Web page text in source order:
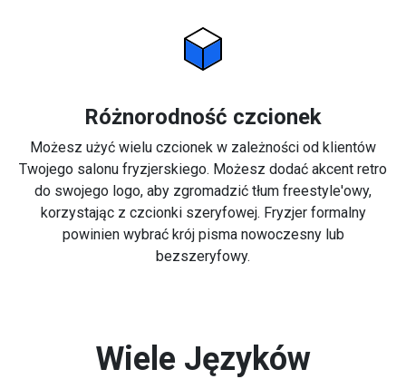
Różnorodność czcionek
Możesz użyć wielu czcionek w zależności od klientów
Twojego salonu fryzjerskiego. Możesz dodać akcent retro
do swojego logo, aby zgromadzić tłum freestyle'owy,
korzystając z czcionki szeryfowej. Fryzjer formalny
powinien wybrać krój pisma nowoczesny lub
bezszeryfowy.
Wiele Języków